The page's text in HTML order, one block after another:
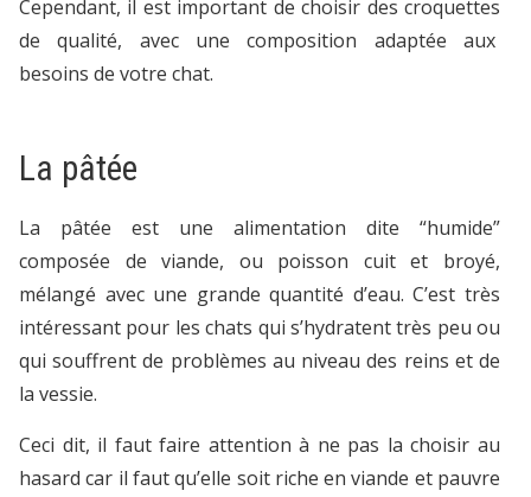
Cependant, il est important de choisir des croquettes
de qualité, avec une composition adaptée aux
besoins de votre chat.
La pâtée
La pâtée est une alimentation dite “humide”
composée de viande, ou poisson cuit et broyé,
mélangé avec une grande quantité d’eau. C’est très
intéressant pour les chats qui s’hydratent très peu ou
qui souffrent de problèmes au niveau des reins et de
la vessie.
Ceci dit, il faut faire attention à ne pas la choisir au
hasard car il faut qu’elle soit riche en viande et pauvre